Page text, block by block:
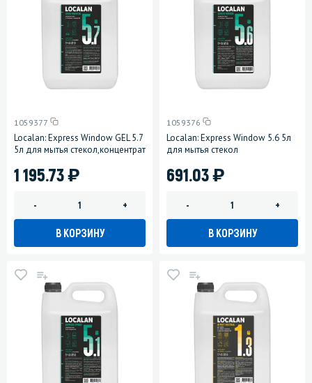
1059377
Localan: Express Window GEL 5.7
5л для мытья стекол,концентрат
1 195.73)
- +
В КОРЗИНУ
1059376
Localan: Express Window 5.6 5л
для мытья стекол
691.03)
- +
В КОРЗИНУ